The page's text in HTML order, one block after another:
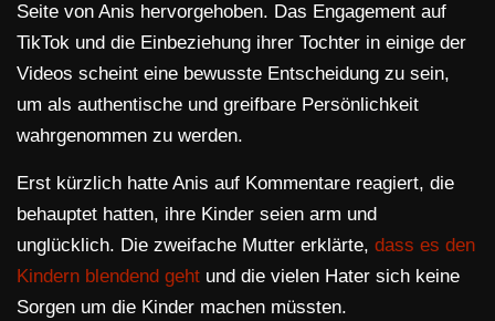
Seite von Anis hervorgehoben. Das Engagement auf
TikTok und die Einbeziehung ihrer Tochter in einige der
Videos scheint eine bewusste Entscheidung zu sein,
um als authentische und greifbare Persönlichkeit
wahrgenommen zu werden.
Erst kürzlich hatte Anis auf Kommentare reagiert, die
behauptet hatten, ihre Kinder seien arm und
unglücklich. Die zweifache Mutter erklärte, dass es den
Kindern blendend geht und die vielen Hater sich keine
Sorgen um die Kinder machen müssten.